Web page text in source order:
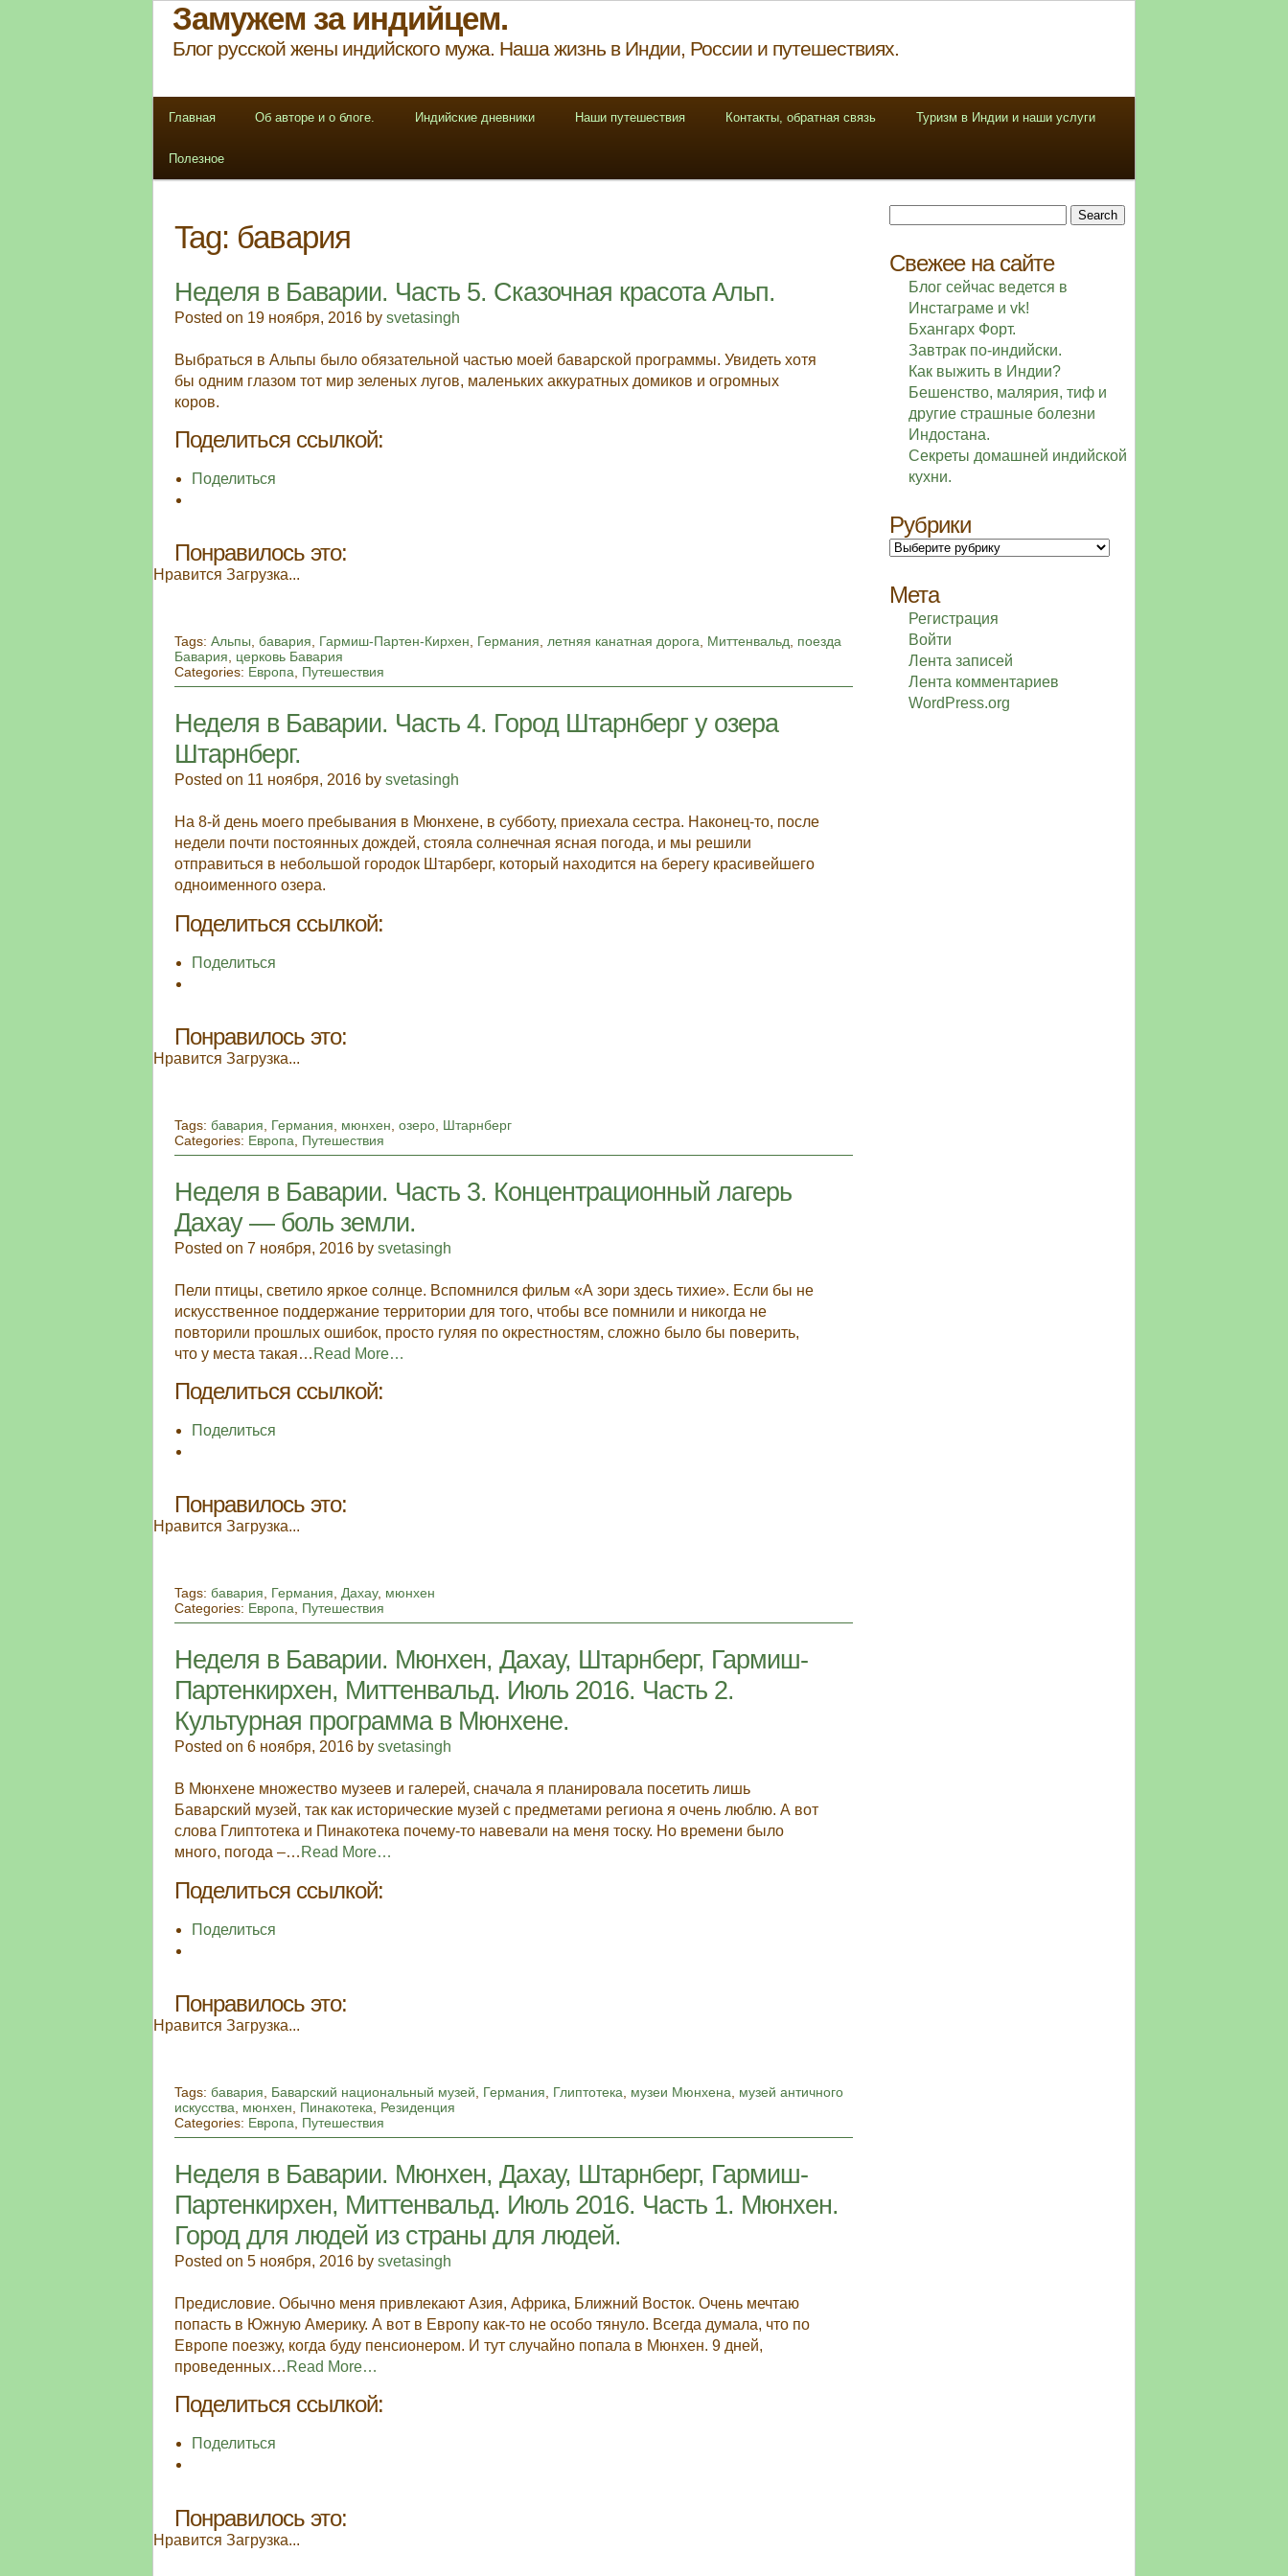
Замужем за индийцем.
Блог русской жены индийского мужа. Наша жизнь в Индии, России и путешествиях.
Главная Об авторе и о блоге. Индийские дневники Наши путешествия Контакты, обратная связь Туризм в Индии и наши услуги
Полезное
Tag: бавария
Неделя в Баварии. Часть 5. Сказочная красота Альп.
Posted on 19 ноября, 2016 bysvetasingh
Выбраться в Альпы было обязательной частью моей баварской программы. Увидеть хотя
бы одним глазом тот мир зеленых лугов, маленьких аккуратных домиков и огромных
коров.
Поделиться ссылкой:
Поделиться
Понравилось это:
Нравится Загрузка...
Tags:Альпы ,бавария Гармиш-Партен-Кирхен Германия летняя канатная дорога Миттенвальд
поезда
Бавария
церковь Бавария
Categories: Европа Путешествия
Неделя в Баварии. Часть 4. Город Штарнберг у озера
Штарнберг.
Posted on 11 ноября, 2016 bysvetasingh
На 8-й день моего пребывания в Мюнхене, в субботу, приехала сестра. Наконец-то, после
недели почти постоянных дождей, стояла солнечная ясная погода, и мы решили
отправиться в небольшой городок Штарберг, который находится на берегу красивейшего
одноименного озера.
Поделиться ссылкой:
Поделиться
Понравилось это:
Нравится Загрузка...
Tags:бавария Германия мюнхен ,озеро Штарнберг
Categories: Европа Путешествия
Неделя в Баварии. Часть 3. Концентрационный лагерь
Дахау — боль земли.
Posted on 7 ноября, 2016 bysvetasingh
Пели птицы, светило яркое солнце. Вспомнился фильм «А зори здесь тихие». Если бы не
искусственное поддержание территории для того, чтобы все помнили и никогда не
повторили прошлых ошибок, просто гуляя по окрестностям, сложно было бы поверить,
что у места такая… Read More…
Поделиться ссылкой:
Поделиться
Понравилось это:
Нравится Загрузка...
Tags:бавария, Германия,Дахау, мюнхен
Categories: Европа, Путешествия
Неделя в Баварии. Мюнхен, Дахау, Штарнберг, Гармиш-
Партенкирхен, Миттенвальд. Июль 2016. Часть 2.
Культурная программа в Мюнхене.
Posted on 6 ноября, 2016 bysvetasingh
В Мюнхене множество музеев и галерей, сначала я планировала посетить лишь
Баварский музей, так как исторические музей с предметами региона я очень люблю. А вот
слова Глиптотека и Пинакотека почему-то навевали на меня тоску. Но времени было
много, погода –… Read More…
Поделиться ссылкой:
Поделиться
Понравилось это:
Нравится Загрузка...
Tags:бавария Баварский национальный музей Германия Глиптотека музеи Мюнхена
музей античного
искусства
мюнхен Пинакотека
Резиденция
Categories: Европа Путешествия
Неделя в Баварии. Мюнхен, Дахау, Штарнберг, Гармиш-
Партенкирхен, Миттенвальд. Июль 2016. Часть 1. Мюнхен.
Город для людей из страны для людей.
Posted on 5 ноября, 2016 bysvetasingh
Предисловие. Обычно меня привлекают Азия, Африка, Ближний Восток. Очень мечтаю
попасть в Южную Америку. А вот в Европу как-то не особо тянуло. Всегда думала, что по
Европе поезжу, когда буду пенсионером. И тут случайно попала в Мюнхен. 9 дней,
проведенных… Read More…
Поделиться ссылкой:
Поделиться
Понравилось это:
Нравится Загрузка...
for:
Свежее на сайте
Блог сейчас ведется в
Инстаграме и vk!
Бхангарх Форт.
Завтрак по-индийски.
Как выжить в Индии?
Бешенство, малярия, тиф и
другие страшные болезни
Индостана.
Секреты домашней индийской
кухни.
Рубрики
Рубрики
Мета
Регистрация
Войти
Лента записей
Лента комментариев
WordPress.org